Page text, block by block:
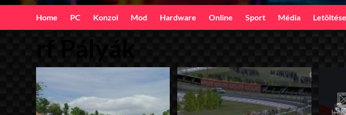
Home PC Konzol Mod Hardware Online Sport Média